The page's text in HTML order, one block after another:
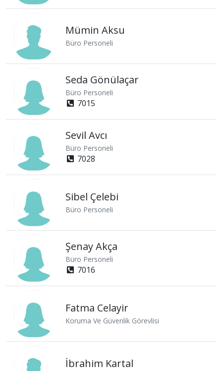
Mümin Aksu
Büro Personeli
Seda Gönülaçar
Büro Personeli
7015
Sevil Avcı
Büro Personeli
7028
Sibel Çelebi
Büro Personeli
Şenay Akça
Büro Personeli
7016
Fatma Celayir
Koruma Ve Güvenlik Görevlisi
İbrahim Kartal